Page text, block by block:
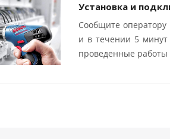
Установка и
Сообщите оператору
и в течении 5 минут
проведенные работы